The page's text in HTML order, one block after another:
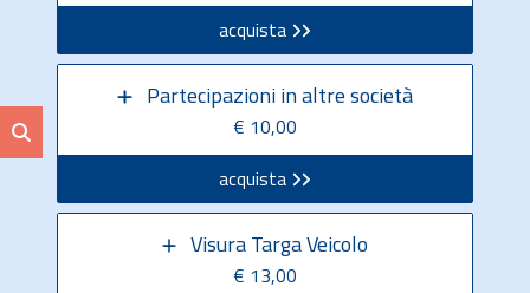
acquista
Partecipazioni in altre società
€ 10,00
acquista
Visura Targa Veicolo
€ 13,00